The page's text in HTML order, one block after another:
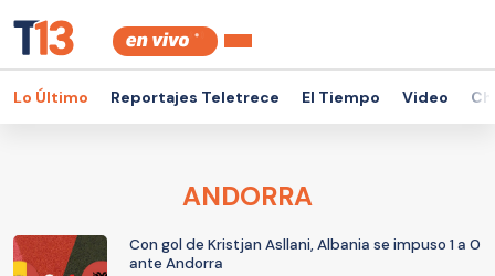
Lo Último Reportajes Teletrece El Tiempo Video
ANDORRA
Con gol de Kristjan Asllani, Albania se impuso 1 a 0
ante Andorra